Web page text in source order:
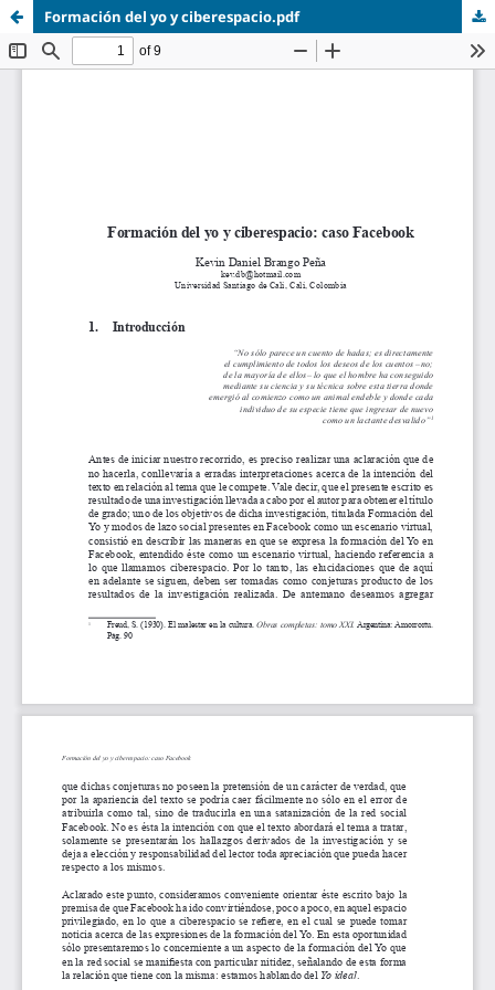
Formación del yo y ciberespacio.pdf